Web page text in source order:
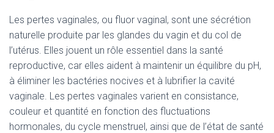
Les pertes vaginales, ou fluor vaginal, sont une sécrétion
naturelle produite par les glandes du vagin et du col de
l’utérus. Elles jouent un rôle essentiel dans la santé
reproductive, car elles aident à maintenir un équilibre du pH,
à éliminer les bactéries nocives et à lubrifier la cavité
vaginale. Les pertes vaginales varient en consistance,
couleur et quantité en fonction des fluctuations
hormonales, du cycle menstruel, ainsi que de l’état de santé